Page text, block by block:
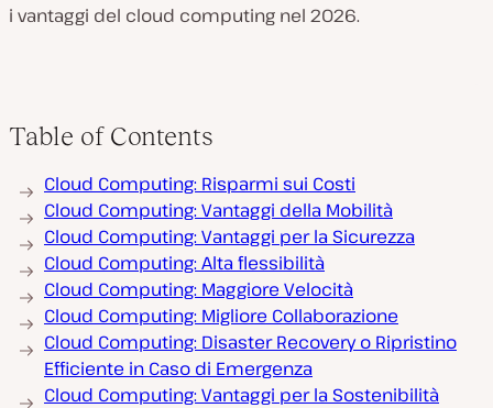
i vantaggi del cloud computing nel 2026.
Table of Contents
Cloud Computing: Risparmi sui Costi
Cloud Computing: Vantaggi della Mobilità
Cloud Computing: Vantaggi per la Sicurezza
Cloud Computing: Alta flessibilità
Cloud Computing: Maggiore Velocità
Cloud Computing: Migliore Collaborazione
Cloud Computing: Disaster Recovery o Ripristino
Efficiente in Caso di Emergenza
Cloud Computing: Vantaggi per la Sostenibilità